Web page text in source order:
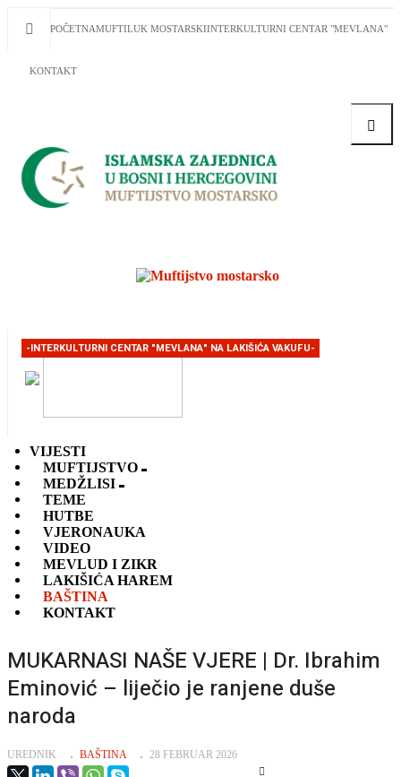
POČETNAMUFTILUK MOSTARSKIINTERKULTURNI CENTAR "MEVLANA"
KONTAKT
Traži
-INTERKULTURNI CENTAR "MEVLANA" NA LAKIŠIĆA VAKUFU-
VIJESTI
MUFTIJSTVO
MEDŽLISI
TEME
HUTBE
VJERONAUKA
VIDEO
MEVLUD I ZIKR
LAKIŠIĆA HAREM
BAŠTINA
KONTAKT
MUKARNASI NAŠE VJERE | Dr. Ibrahim
Eminović – liječio je ranjene duše
naroda
UREDNIK BAŠTINA
28 FEBRUAR 2026